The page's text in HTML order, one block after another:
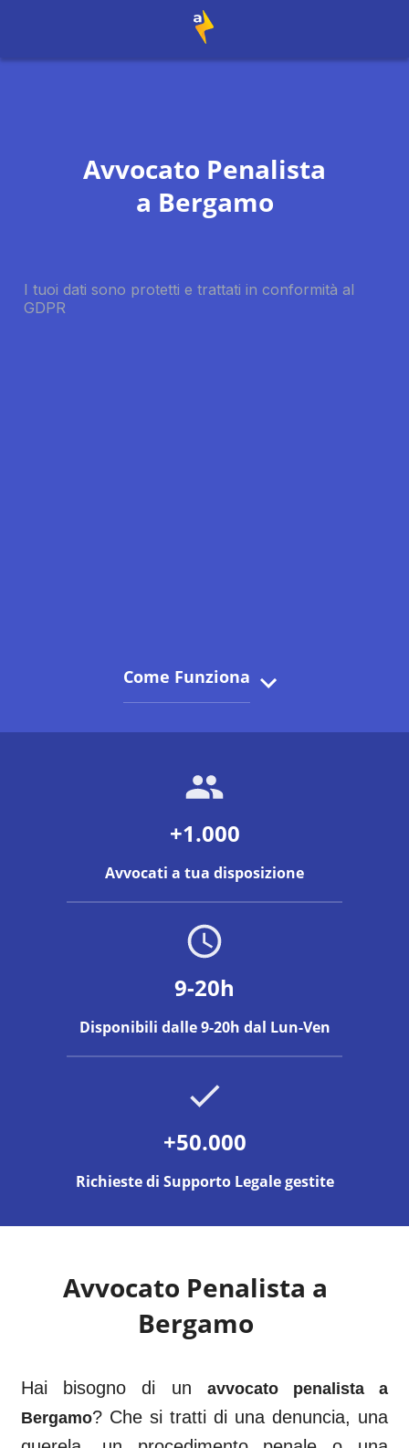
Avvocato Penalista
a Bergamo
Come Funziona
+1.000
Avvocati a tua disposizione
9-20h
Disponibili dalle 9-20h dal Lun-Ven
+50.000
Richieste di Supporto Legale gestite
Avvocato Penalista a
Bergamo
Hai bisogno di un
avvocato penalista a
Bergamo? Che si tratti di una denuncia, una